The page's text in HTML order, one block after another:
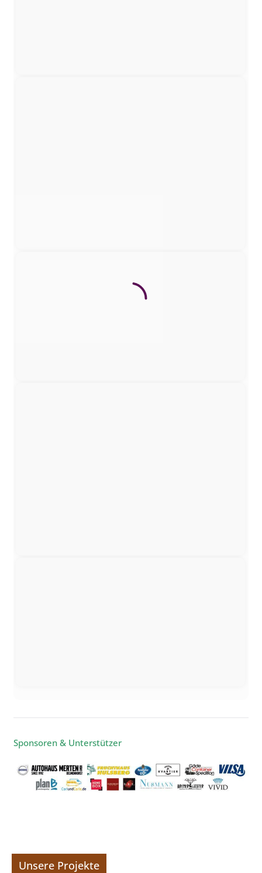
Sponsoren & Unterstützer
Unsere Projekte